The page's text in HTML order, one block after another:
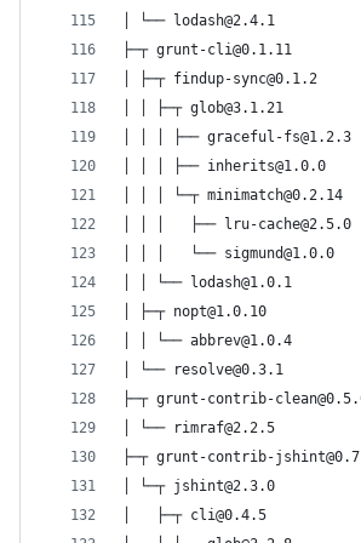
│ └── lodash@2.4.1
├─┬ grunt-cli@0.1.11
│ ├─┬ findup-sync@0.1.2
│ │ ├─┬ glob@3.1.21
│ │ │ ├── graceful-fs@1.2.3
│ │ │ ├── inherits@1.0.0
│ │ │ └─┬ minimatch@0.2.14
│ │ │   ├── lru-cache@2.5.0
│ │ │   └── sigmund@1.0.0
│ │ └── lodash@1.0.1
│ ├─┬ nopt@1.0.10
│ │ └── abbrev@1.0.4
│ └── resolve@0.3.1
├─┬ grunt-contrib-
│ └── rimraf@2.2.5
├─┬ grunt-contrib-
│ └─┬ jshint@2.3.0
│   ├─┬ cli@0.4.5